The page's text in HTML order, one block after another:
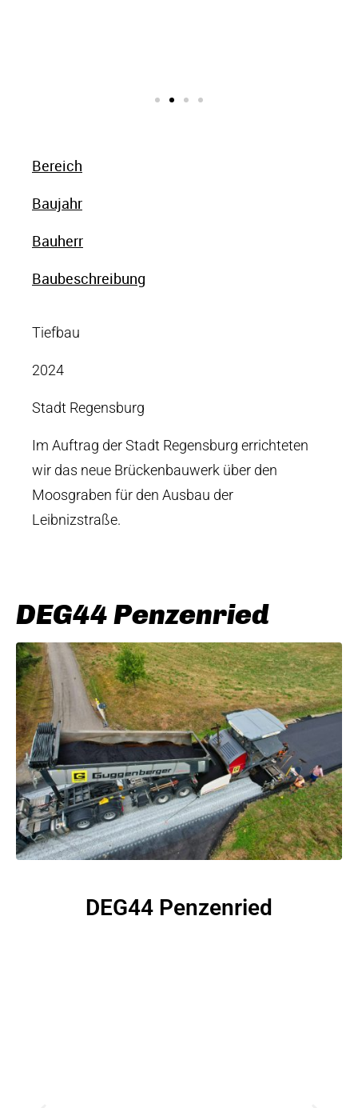
Bereich
Baujahr
Bauherr
Baubeschreibung
Tiefbau
2024
Stadt Regensburg
Im Auftrag der Stadt Regensburg errichteten
wir das neue Brückenbauwerk über den
Moosgraben für den Ausbau der
Leibnizstraße.
DEG44 Penzenried
DEG44 Penzenried